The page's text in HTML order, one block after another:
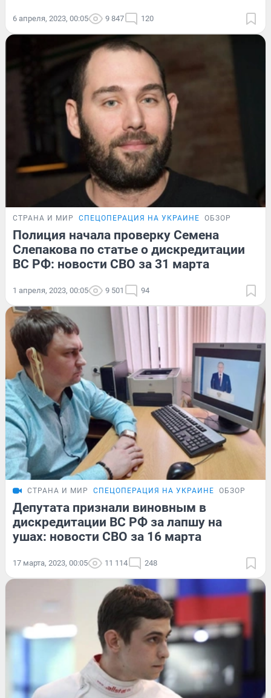
6 апреля, 2023, 00:05 9 847 120
СТРАНА И МИР СПЕЦОПЕРАЦИЯ НА УКРАИНЕ ОБЗОР
Полиция начала проверку Семена
Слепакова по статье о дискредитации
ВС РФ: новости СВО за 31 марта
1 апреля, 2023, 00:05 9 501 94
СТРАНА И МИР СПЕЦОПЕРАЦИЯ НА УКРАИНЕ ОБЗОР
Депутата признали виновным в
дискредитации ВС РФ за лапшу на
ушах: новости СВО за 16 марта
17 марта, 2023, 00:05 11 114 248